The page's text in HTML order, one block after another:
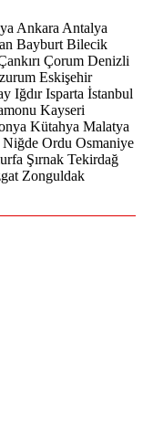
Ankara Antalya
Bayburt Bilecik
Çorum Denizli
Eskişehir
Iğdır Isparta İstanbul
Kayseri
Kütahya Malatya
Niğde Ordu Osmaniye
Şırnak Tekirdağ
Zonguldak